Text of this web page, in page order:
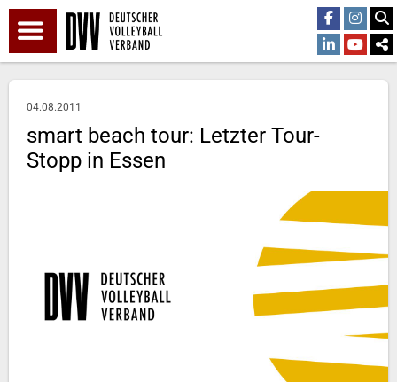
04.08.2011
smart beach tour: Letzter Tour-
Stopp in Essen